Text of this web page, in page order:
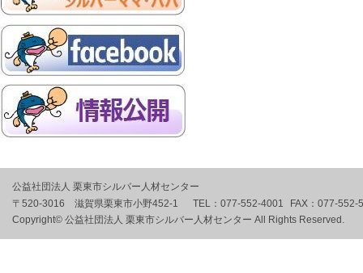
公益社団法人 栗東市シルバー人材センター
〒520-3016 滋賀県栗東市小野452-1
TEL： 077-552-4001 FAX： 077-552-
Copyright© 公益社団法人 栗東市シルバー人材センター All Rights Reserved.